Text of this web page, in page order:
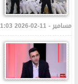
مسامير - 11-02-2026 01:03 PM